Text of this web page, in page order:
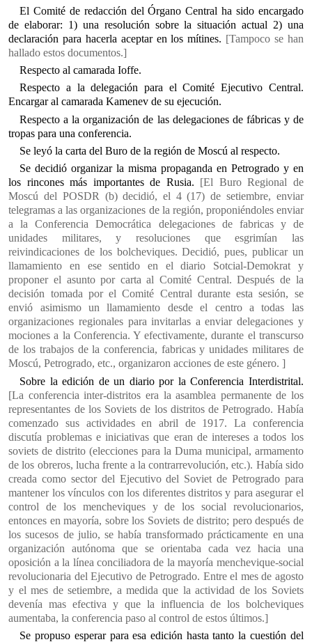
El Comité de redacción del Órgano Central ha sido encargado
de elaborar: 1) una resolución sobre la situación actual 2) una
declaración para hacerla aceptar en los mítines. [Tampoco se han
hallado estos documentos.]
Respecto al camarada Ioffe.
Respecto a la delegación para el Comité Ejecutivo Central.
Encargar al camarada Kamenev de su ejecución.
Respecto a la organización de las delegaciones de fábricas y de
tropas para una conferencia.
Se leyó la carta del Buro de la región de Moscú al respecto.
Se decidió organizar la misma propaganda en Petrogrado y en
los rincones más importantes de Rusia. [El Buro Regional de
Moscú del POSDR (b) decidió, el 4 (17) de setiembre, enviar
telegramas a las organizaciones de la región, proponiéndoles enviar
a la Conferencia Democrática delegaciones de fabricas y de
unidades militares, y resoluciones que esgrimían las
reivindicaciones de los bolcheviques. Decidió, pues, publicar un
llamamiento en ese sentido en el diario Sotcial-Demokrat y
proponer el asunto por carta al Comité Central. Después de la
decisión tomada por el Comité Central durante esta sesión, se
envió asimismo un llamamiento desde el centro a todas las
organizaciones regionales para invitarlas a enviar delegaciones y
mociones a la Conferencia. Y efectivamente, durante el transcurso
de los trabajos de la conferencia, fabricas y unidades militares de
Moscú, Petrogrado, etc., organizaron acciones de este género. ]
Sobre la edición de un diario por la Conferencia Interdistrital.
[La conferencia inter-distritos era la asamblea permanente de los
representantes de los Soviets de los distritos de Petrogrado. Había
comenzado sus actividades en abril de 1917. La conferencia
discutía problemas e iniciativas que eran de intereses a todos los
soviets de distrito (elecciones para la Duma municipal, armamento
de los obreros, lucha frente a la contrarrevolución, etc.). Había sido
creada como sector del Ejecutivo del Soviet de Petrogrado para
mantener los vínculos con los diferentes distritos y para asegurar el
control de los mencheviques y de los social revolucionarios,
entonces en mayoría, sobre los Soviets de distrito; pero después de
los sucesos de julio, se había transformado prácticamente en una
organización autónoma que se orientaba cada vez hacia una
oposición a la línea conciliadora de la mayoría menchevique-social
revolucionaria del Ejecutivo de Petrogrado. Entre el mes de agosto
y el mes de setiembre, a medida que la actividad de los Soviets
devenía mas efectiva y que la influencia de los bolcheviques
aumentaba, la conferencia paso al control de estos últimos.]
Se propuso esperar para esa edición hasta tanto la cuestión del